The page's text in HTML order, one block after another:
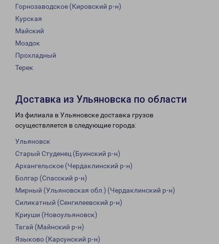
Горнозаводское (Кировский р-н)
Курская
Майский
Моздок
Прохладный
Терек
Доставка из Ульяновска по области
Из филиала в Ульяновске доставка грузов
осуществляется в следующие города:
Ульяновск
Старый Студенец (Буинский р-н)
Архангельское (Чердаклинский р-н)
Болгар (Спасский р-н)
Мирный (Ульяновская обл.) (Чердаклинский р-н)
Силикатный (Сенгилеевский р-н)
Криуши (Новоульяновск)
Тагай (Майнский р-н)
Языково (Карсунский р-н)